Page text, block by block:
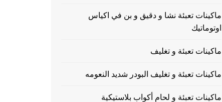
ماكينات تعبئة نشا و دقيق و بن في اكياس
اوتوماتيك
ماكينات تعبئة و تغليف
ماكينات تعبئة و تغليف البودر شديد النعومه
ماكينات تعبئة و لحام أكواب بلاستيكية